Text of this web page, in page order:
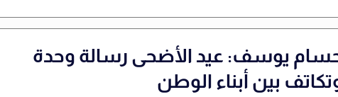
يوسف: عيد الأضحى رسالة وحدة
بين أبناء الوطن